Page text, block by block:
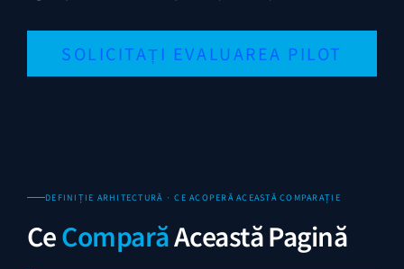
SOLICITAȚI EVALUAREA PILOT
DEFINIȚIE ARHITECTURĂ · CE ACOPERĂ ACEASTĂ COMPARAȚIE
CeComparăAceastă Pagină